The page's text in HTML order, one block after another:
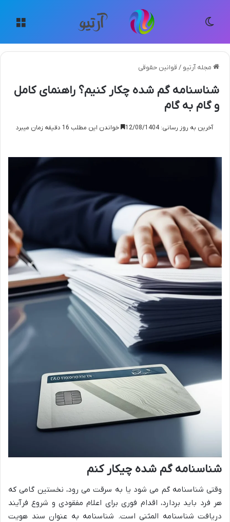
مجله آرتیو / قوانین حقوقی
شناسنامه گم شده چکار کنیم؟ راهنمای کامل
و گام به گام
آخرین به روز رسانی: 12/08/1404 خواندن این مطلب 16 دقیقه زمان میبرد
شناسنامه گم شده چیکار کنم
وقتی شناسنامه گم می شود یا به سرقت می رود، نخستین گامی که
هر فرد باید بردارد، اقدام فوری برای اعلام مفقودی و شروع فرآیند
دریافت شناسنامه المثنی است. شناسنامه به عنوان سند هویت